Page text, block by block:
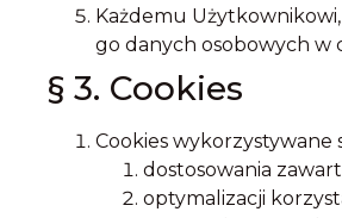
Każdemu
go danych osobowych w
§ 3. Cookies
Cookies wykorzystywane
dostosowania
optymalizacji